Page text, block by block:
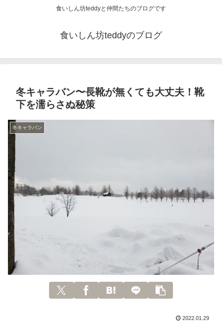
食いしん坊teddyと仲間たちのブログです
食いしん坊teddyのブログ
冬キャラバン〜長靴が無くても大丈夫！靴
下を濡らさぬ秘策
冬キャラバン
2022.01.29